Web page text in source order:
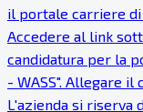
il portale carriere
Accedere al link
candidatura per la
- WASS". Allegare il
L'azienda si riserva